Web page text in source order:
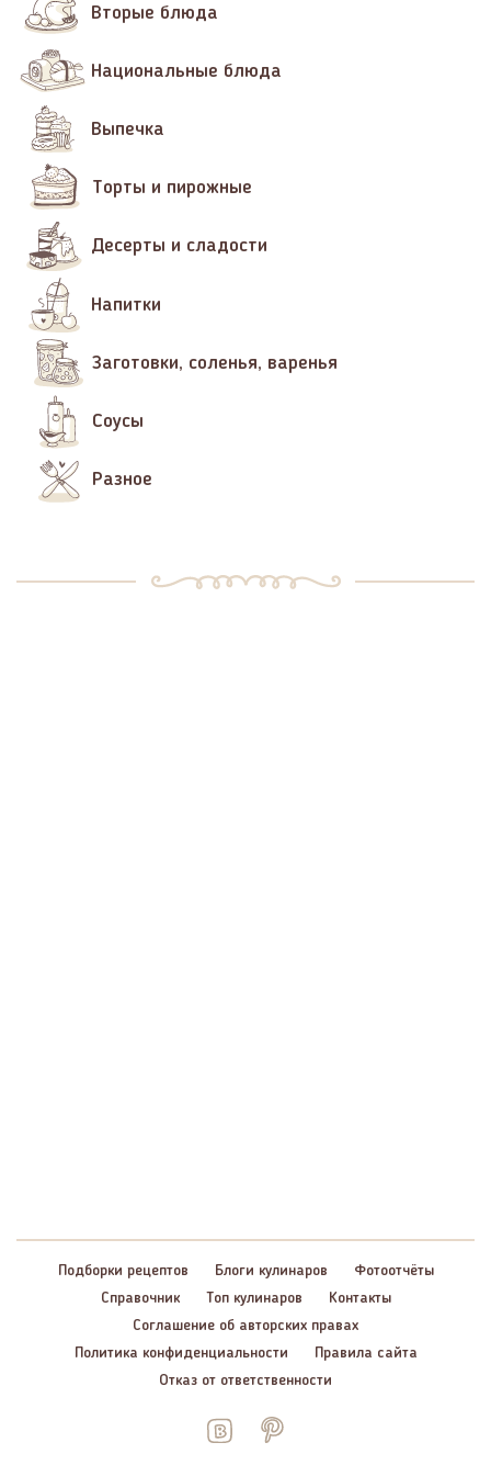
Вторые блюда
Национальные блюда
Выпечка
Торты и пирожные
Десерты и сладости
Напитки
Заготовки, соленья, варенья
Соусы
Разное
Подборки рецептов Блоги кулинаров
Фотоотчёты
Справочник
Топ кулинаров
Контакты
Соглашение об авторских правах
Политика конфиденциальности
Правила сайта
Отказ от ответственности